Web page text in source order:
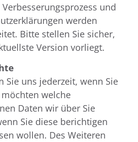
und
werden
Bitte stellen Sie sicher,
Version vorliegt.
Sie uns jederzeit, wenn Sie
welche
Daten wir über Sie
Sie diese berichtigen
wollen. Des Weiteren